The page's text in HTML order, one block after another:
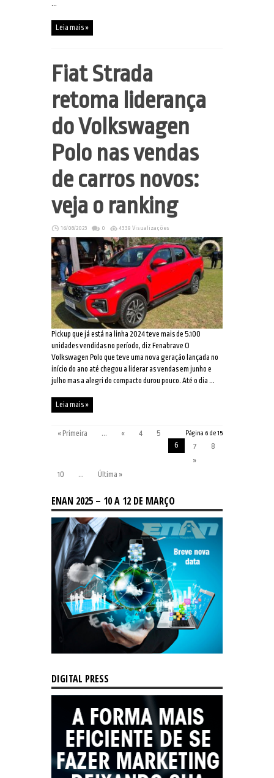
...
Leia mais »
Fiat Strada
retoma liderança
do Volkswagen
Polo nas vendas
de carros novos:
veja o ranking
16/08/2023 0 4339 Visualizações
Pickup que já está na linha 2024 teve mais de 5.100
unidades vendidas no período, diz Fenabrave O
Volkswagen Polo que teve uma nova geração lançada no
início do ano até chegou a liderar as vendas em junho e
julho mas a alegri do compacto durou pouco. Até o dia ...
Leia mais »
Página 6 de 15
« Primeira ... « 4
5
6
7
8
»
10
... Última »
ENAN 2025 – 10 A 12 DE MARÇO
DIGITAL PRESS